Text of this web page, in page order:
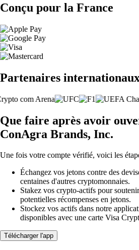
Conçu pour la France
Partenaires
Que faire après avoir
ConAgra Brands, Inc.
Une fois votre compte vérifié, voici les
Échangez vos jetons contre des
centaines d'autres cryptomonnaies.
Stakez vos crypto-actifs pour
potentielles récompenses en jetons.
Stockez vos actifs dans notre
disponibles avec une carte Visa
Télécharger l'app